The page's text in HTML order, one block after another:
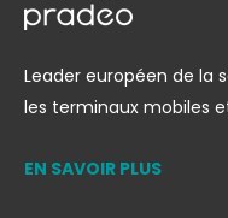
Leader européen de la
les terminaux mobiles
EN SAVOIR PLUS